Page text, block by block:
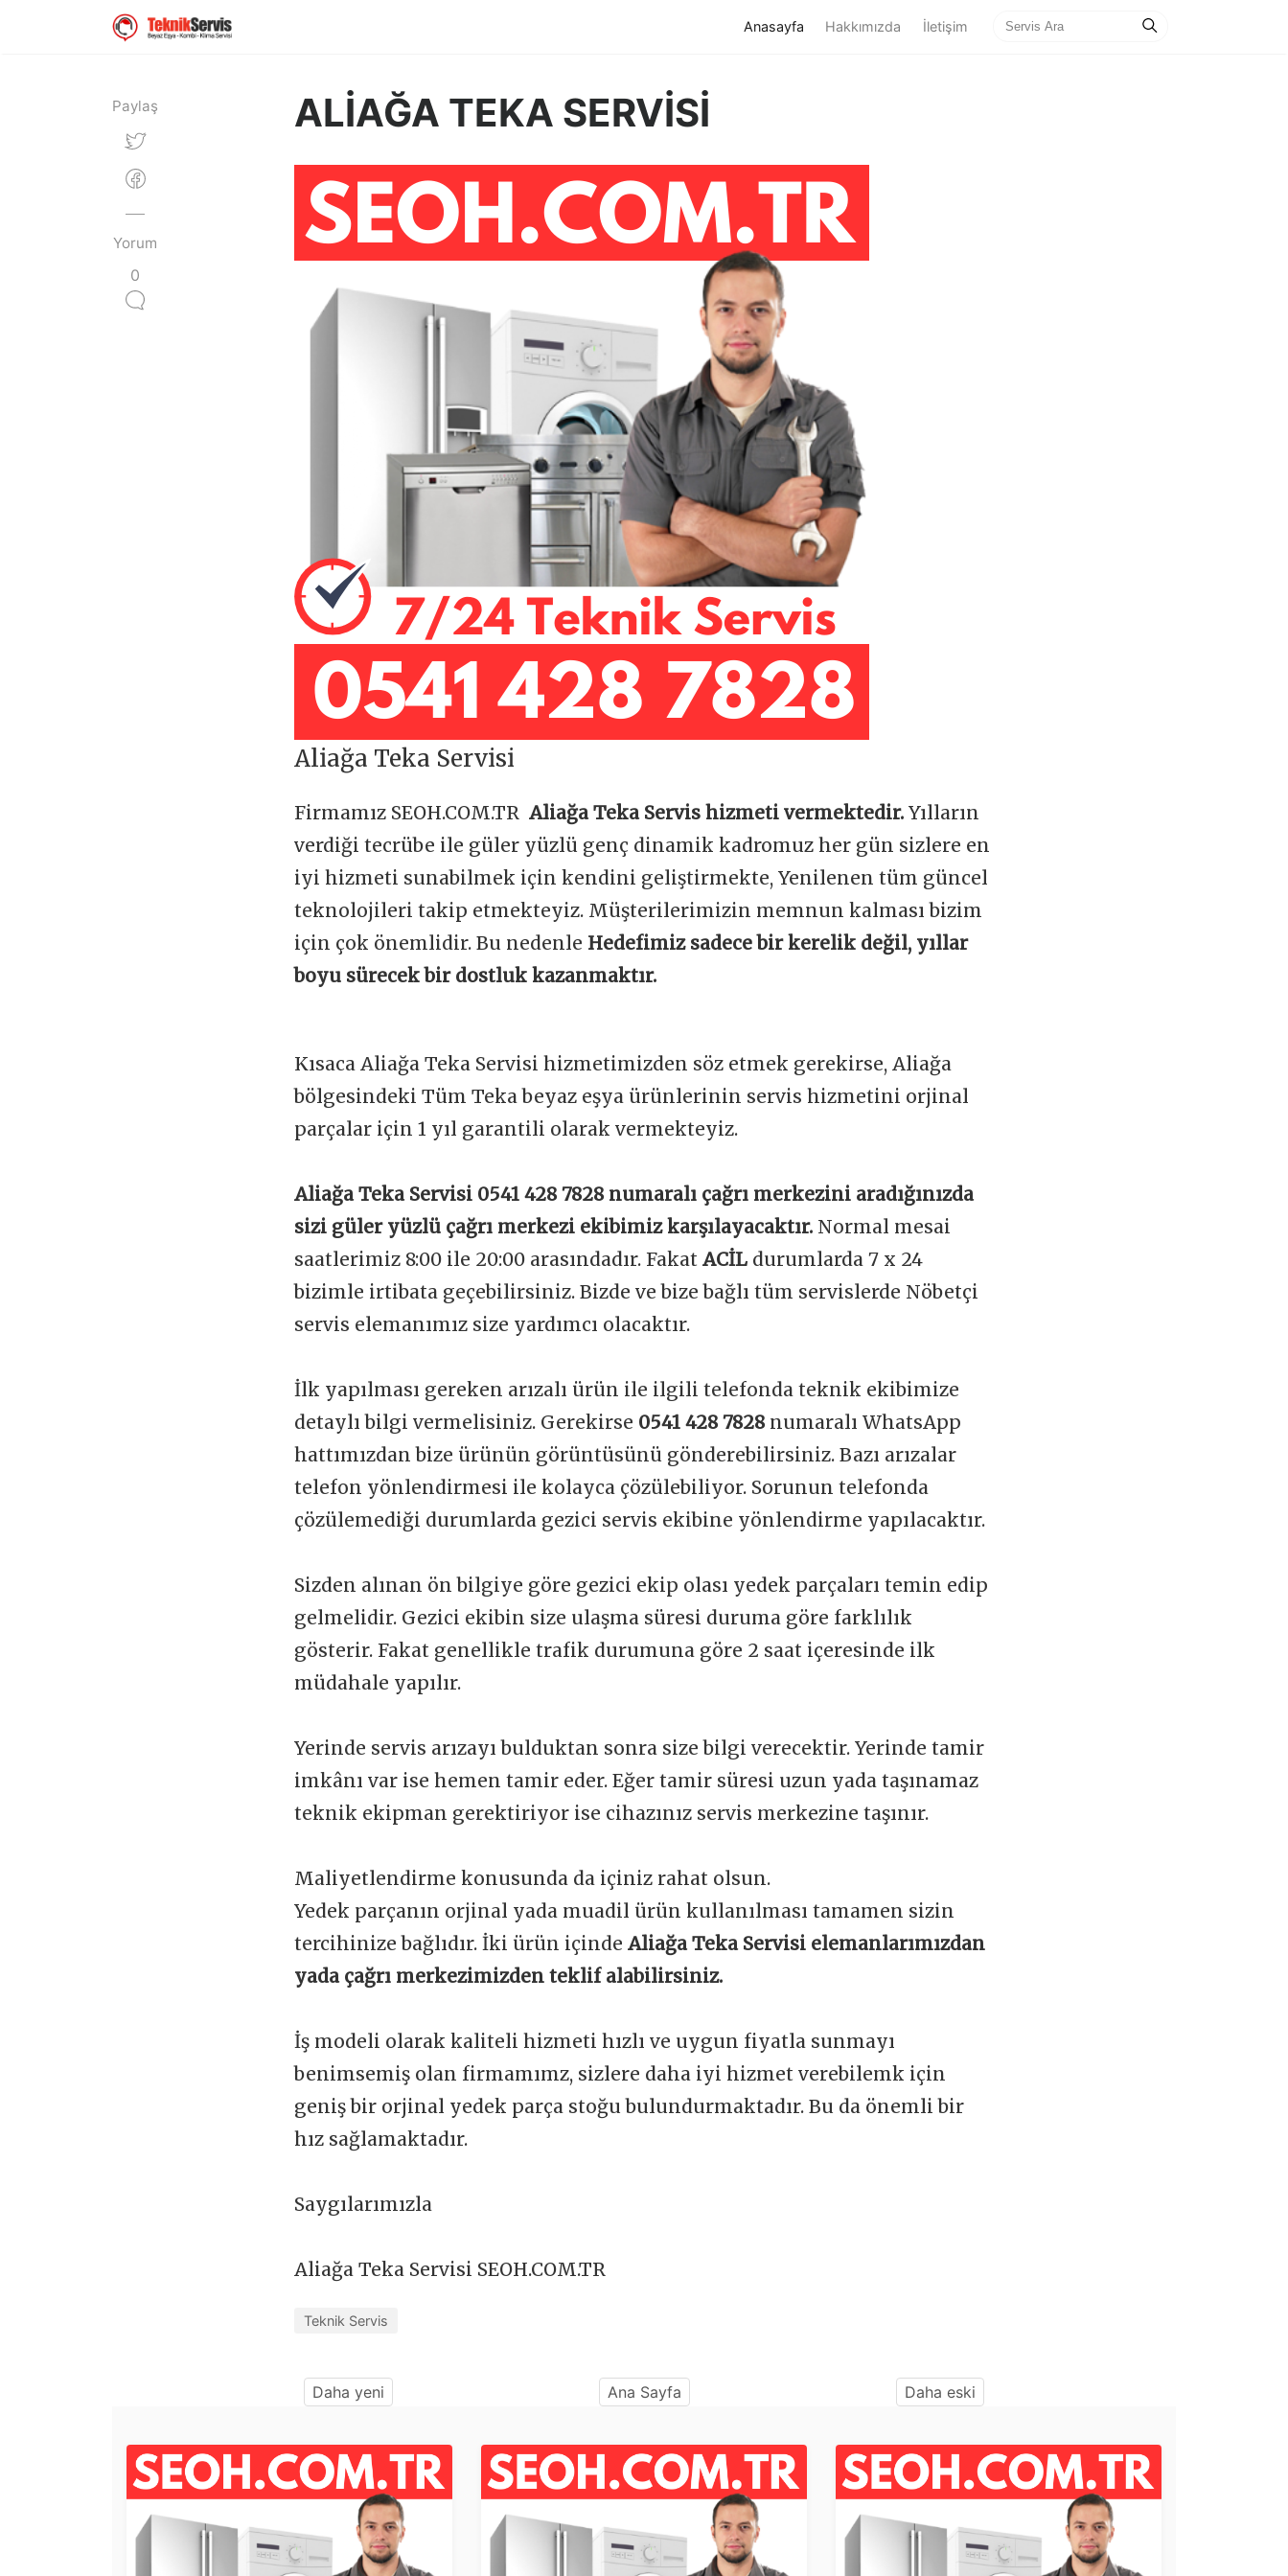
Anasayfa (current)
Hakkımızda İletişim
Paylaş
Yorum
0
ALİAĞA TEKA SERVİSİ
Aliağa Teka Servisi
Firmamız SEOH.COM.TR Aliağa Teka Servis hizmeti vermektedir. Yılların
verdiği tecrübe ile güler yüzlü genç dinamik kadromuz her gün sizlere en
iyi hizmeti sunabilmek için kendini geliştirmekte, Yenilenen tüm güncel
teknolojileri takip etmekteyiz. Müşterilerimizin memnun kalması bizim
için çok önemlidir. Bu nedenle Hedefimiz sadece bir kerelik değil, yıllar
boyu sürecek bir dostluk kazanmaktır.
Kısaca Aliağa Teka Servisi hizmetimizden söz etmek gerekirse, Aliağa
bölgesindeki Tüm Teka beyaz eşya ürünlerinin servis hizmetini orjinal
parçalar için 1 yıl garantili olarak vermekteyiz.
Aliağa Teka Servisi 0541 428 7828 numaralı çağrı merkezini aradığınızda
sizi güler yüzlü çağrı merkezi ekibimiz karşılayacaktır. Normal mesai
saatlerimiz 8:00 ile 20:00 arasındadır. Fakat ACİL durumlarda 7 x 24
bizimle irtibata geçebilirsiniz. Bizde ve bize bağlı tüm servislerde Nöbetçi
servis elemanımız size yardımcı olacaktır.
İlk yapılması gereken arızalı ürün ile ilgili telefonda teknik ekibimize
detaylı bilgi vermelisiniz. Gerekirse 0541 428 7828 numaralı WhatsApp
hattımızdan bize ürünün görüntüsünü gönderebilirsiniz. Bazı arızalar
telefon yönlendirmesi ile kolayca çözülebiliyor. Sorunun telefonda
çözülemediği durumlarda gezici servis ekibine yönlendirme yapılacaktır.
Sizden alınan ön bilgiye göre gezici ekip olası yedek parçaları temin edip
gelmelidir. Gezici ekibin size ulaşma süresi duruma göre farklılık
gösterir. Fakat genellikle trafik durumuna göre 2 saat içeresinde ilk
müdahale yapılır.
Yerinde servis arızayı bulduktan sonra size bilgi verecektir. Yerinde tamir
imkânı var ise hemen tamir eder. Eğer tamir süresi uzun yada taşınamaz
teknik ekipman gerektiriyor ise cihazınız servis merkezine taşınır.
Maliyetlendirme konusunda da içiniz rahat olsun.
Yedek parçanın orjinal yada muadil ürün kullanılması tamamen sizin
tercihinize bağlıdır. İki ürün içinde Aliağa Teka Servisi elemanlarımızdan
yada çağrı merkezimizden teklif alabilirsiniz.
İş modeli olarak kaliteli hizmeti hızlı ve uygun fiyatla sunmayı
benimsemiş olan firmamımz, sizlere daha iyi hizmet verebilemk için
geniş bir orjinal yedek parça stoğu bulundurmaktadır. Bu da önemli bir
hız sağlamaktadır.
Saygılarımızla
Aliağa Teka Servisi SEOH.COM.TR
Teknik Servis
Daha yeni Ana Sayfa Daha eski